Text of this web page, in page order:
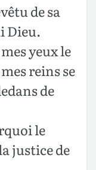
de sa
Dieu.
yeux le
reins se
de
le
justice de